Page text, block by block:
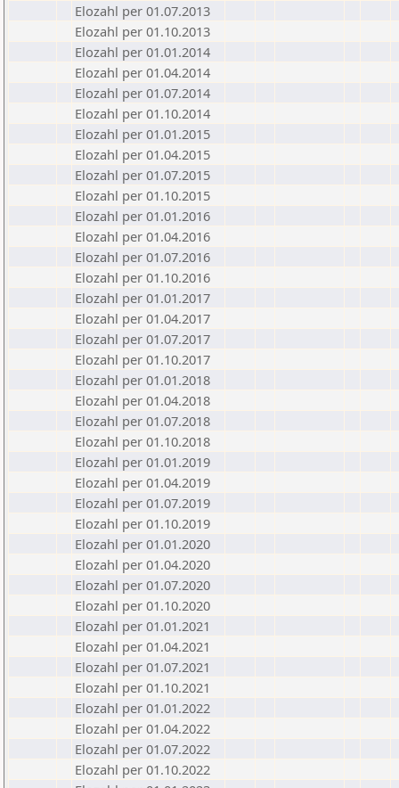
Elozahl per 01.07.2013
Elozahl per 01.10.2013
Elozahl per 01.01.2014
Elozahl per 01.04.2014
Elozahl per 01.07.2014
Elozahl per 01.10.2014
Elozahl per 01.01.2015
Elozahl per 01.04.2015
Elozahl per 01.07.2015
Elozahl per 01.10.2015
Elozahl per 01.01.2016
Elozahl per 01.04.2016
Elozahl per 01.07.2016
Elozahl per 01.10.2016
Elozahl per 01.01.2017
Elozahl per 01.04.2017
Elozahl per 01.07.2017
Elozahl per 01.10.2017
Elozahl per 01.01.2018
Elozahl per 01.04.2018
Elozahl per 01.07.2018
Elozahl per 01.10.2018
Elozahl per 01.01.2019
Elozahl per 01.04.2019
Elozahl per 01.07.2019
Elozahl per 01.10.2019
Elozahl per 01.01.2020
Elozahl per 01.04.2020
Elozahl per 01.07.2020
Elozahl per 01.10.2020
Elozahl per 01.01.2021
Elozahl per 01.04.2021
Elozahl per 01.07.2021
Elozahl per 01.10.2021
Elozahl per 01.01.2022
Elozahl per 01.04.2022
Elozahl per 01.07.2022
Elozahl per 01.10.2022